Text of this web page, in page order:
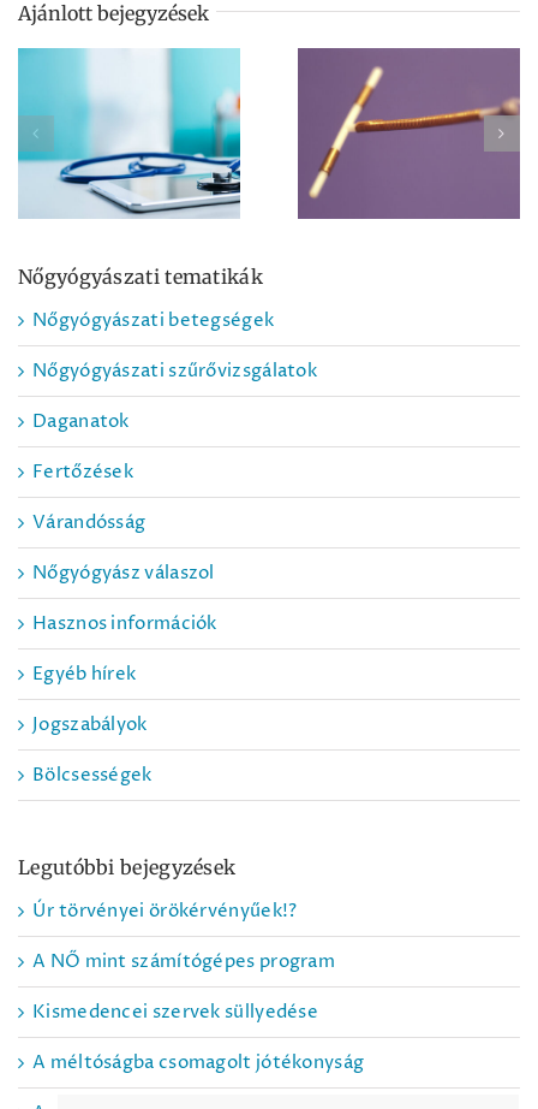
Ajánlott bejegyzések
Távkonzultáció,
telemedicina
Méhen belüli
fogamzásgátló
Nőgyógyászati tematikák
Nőgyógyászati betegségek
Nőgyógyászati szűrővizsgálatok
Daganatok
Fertőzések
Várandósság
Nőgyógyász válaszol
Hasznos információk
Egyéb hírek
Jogszabályok
Bölcsességek
Legutóbbi bejegyzések
Úr törvényei örökérvényűek!?
A NŐ mint számítógépes program
Kismedencei szervek süllyedése
A méltóságba csomagolt jótékonyság